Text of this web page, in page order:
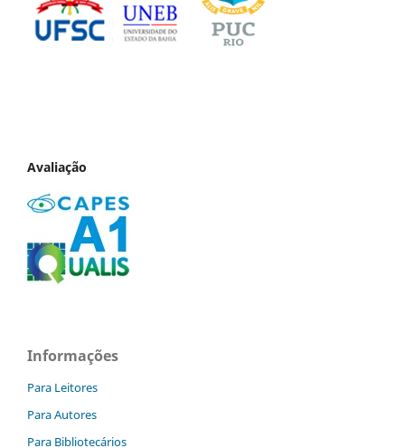
Avaliação
Informações
Para Leitores
Para Autores
Para Bibliotecários